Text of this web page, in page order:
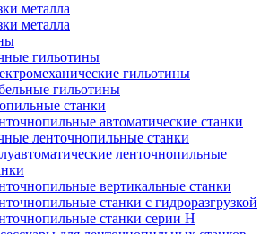
металла
металла
гильотины
гильотины
гильотины
станки
автоматические станки
ленточнопильные станки
ленточнопильные
вертикальные станки
станки с гидроразгрузкой
станки серии H